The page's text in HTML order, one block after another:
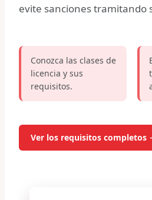
evite sanciones tramitando
Conozca las clases de
licencia y sus
requisitos.
Ver los requisitos completos